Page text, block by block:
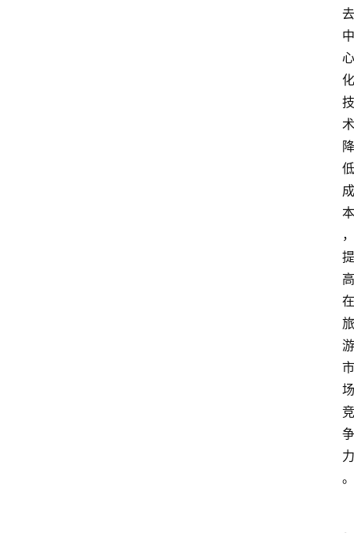
去
中
心
化
技
术
降
低
成
本
，
提
高
在
旅
游
市
场
竞
争
力
。